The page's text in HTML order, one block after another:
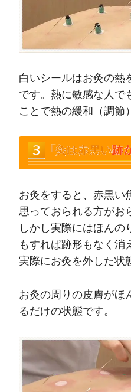
白いシールはお灸の熱
です。熱に敏感な人で
ことで熱の緩和（調節
お灸をすると、赤黒い
思っておられる方がお
しかし実際にはほんの
もすれば跡形もなく消
実際にお灸を外した状
お灸の周りの皮膚がほ
るだけの状態です。